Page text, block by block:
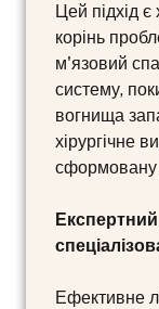
Цей підхід є
корінь
м'язовий
систему,
вогнища
хірургічне
сформовану
Ефективне